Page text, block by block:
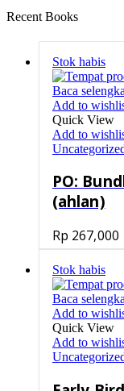
Recent Books
Stok habis
Baca
Add to
Quick View
Add to
PO:
(ahlan)
Rp 267,000
Stok habis
Baca
Add to
Quick View
Add to